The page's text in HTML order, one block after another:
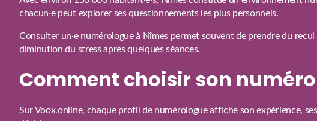
chacun·e peut explorer ses questionnements les plus personnels.
Consulter un·e numérologue à Nîmes permet souvent de prendre du
diminution du stress après quelques séances.
Comment choisir son
Sur Voox.online, chaque profil de numérologue affiche son expérience,